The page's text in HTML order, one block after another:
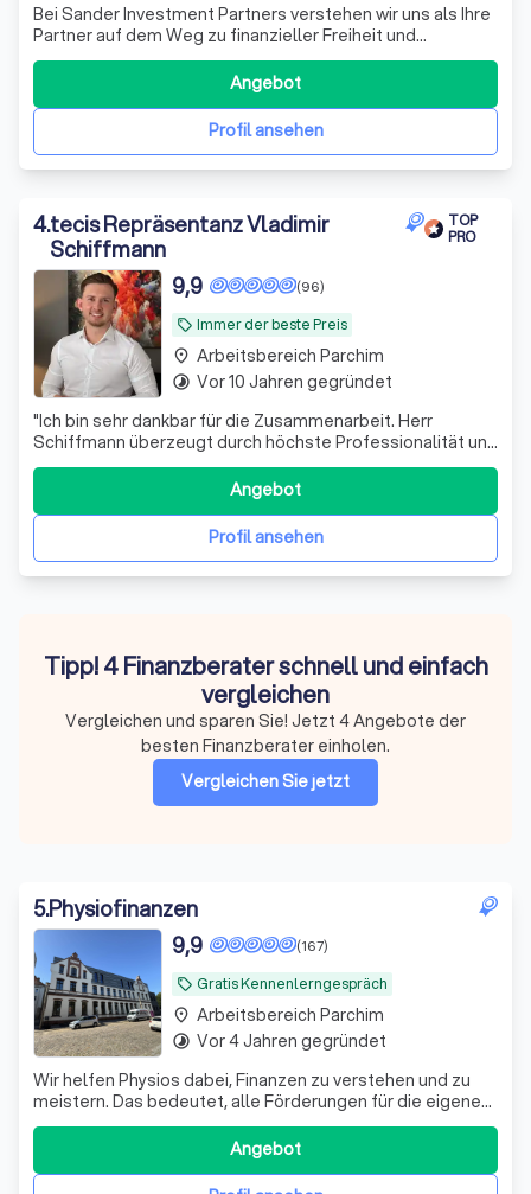
Bei Sander Investment Partners verstehen wir uns als Ihre
Partner auf dem Weg zu finanzieller Freiheit und
Sicherheit. Mit über einem Jahrzehnt Erfahrung im
Investmentbereich und einem engagierten Team aus
Experten bieten wir maßgeschneiderte Anlagestrategien,
die perfekt auf Ihre individuellen Bedü
Profil ansehen
Angebot
4.tecis Repräsentanz Vladimir
Schiffmann
TOP
PRO
local_offer Immer der beste Preis
(96)
9,9
"Ich bin sehr dankbar für die Zusammenarbeit. Herr
Schiffmann überzeugt durch höchste Professionalität und
spürbare Sorgfalt. Er lebt seine Arbeit mit echter
Überzeugung und liefert tolle Ergebnisse."
Profil ansehen
Angebot
place Arbeitsbereich Parchim
timelapse Vor 10 Jahren gegründet
Tipp! 4 Finanzberater schnell und einfach
vergleichen
Vergleichen und sparen Sie! Jetzt 4 Angebote der
besten Finanzberater einholen.
Vergleichen Sie jetzt
5.Physiofinanzen
local_offer Gratis Kennenlerngespräch
(167)
9,9
Wir helfen Physios dabei, Finanzen zu verstehen und zu
meistern. Das bedeutet, alle Förderungen für die eigene
Vorsorge und Absicherung richtig zu nutzen.
Angebot
place Arbeitsbereich Parchim
timelapse Vor 4 Jahren gegründet